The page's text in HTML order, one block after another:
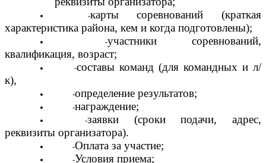
карты соревнований (краткая
характеристика района, кем и когда подготовлены);
участники соревнований,
квалификация, возраст;
составы команд (для командных и л/
к),
определение результатов;
награждение;
заявки (сроки подачи, адрес,
реквизиты организатора).
Оплата за участие;
Условия приема;